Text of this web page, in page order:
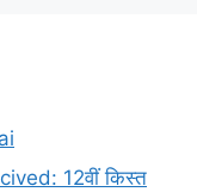
12वीं किस्त